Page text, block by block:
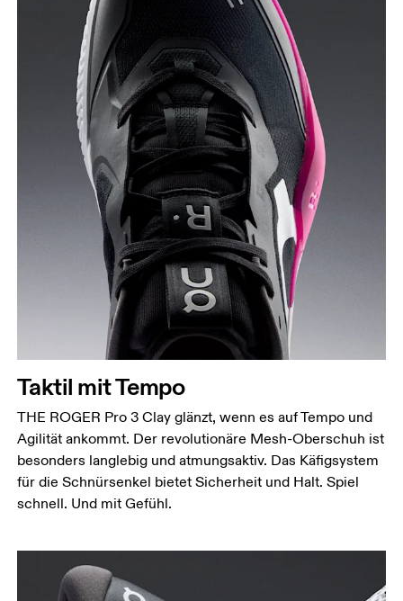
Taktil mit Tempo
THE ROGER Pro 3 Clay glänzt, wenn es auf Tempo und
Agilität ankommt. Der revolutionäre Mesh-Oberschuh ist
besonders langlebig und atmungsaktiv. Das Käfigsystem
für die Schnürsenkel bietet Sicherheit und Halt. Spiel
schnell. Und mit Gefühl.